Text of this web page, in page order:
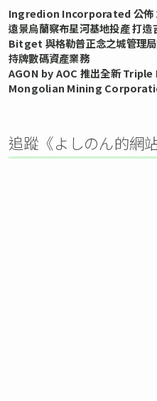
Ingredion Incorporated 公佈
遠景烏蘭察布星河基地投產 打
Bitget 與格勒普正念之城管理
持牌數碼資產業務
AGON by AOC 推出全新
Mongolian Mining
追蹤《よしのん的網